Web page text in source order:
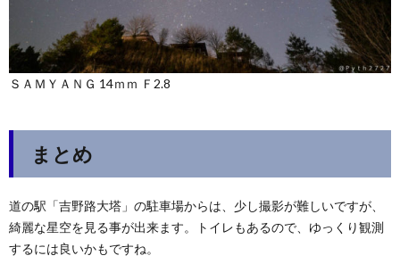
ＳＡＭＹＡＮＧ 14ｍｍ Ｆ2.8
まとめ
道の駅「吉野路大塔」の駐車場からは、少し撮影が難しいですが、
綺麗な星空を見る事が出来ます。トイレもあるので、ゆっくり観測
するには良いかもですね。